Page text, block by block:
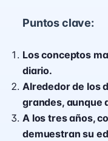
Puntos clave:
Los conceptos
diario.
Alrededor de los
grandes, aunque
A los tres años,
demuestran su